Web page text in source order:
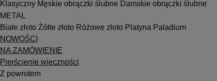
Klasyczny Męskie obrączki ślubne Damskie obrączki ślubne
METAL
Białe złoto Żółte złoto Różowe złoto Platyna Paladium
NOWOŚCI
NA ZAMÓWIENIE
Pierścienie wieczności
Z powrotem